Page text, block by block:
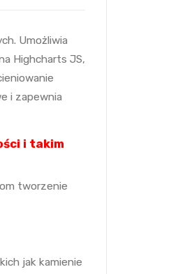
Umożliwia
Highcharts JS,
i zapewnia
i takim
tworzenie
jak kamienie